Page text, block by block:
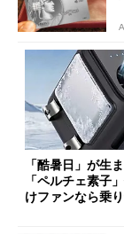
「酷暑日」が生
「ペルチェ素子
けファンなら乗